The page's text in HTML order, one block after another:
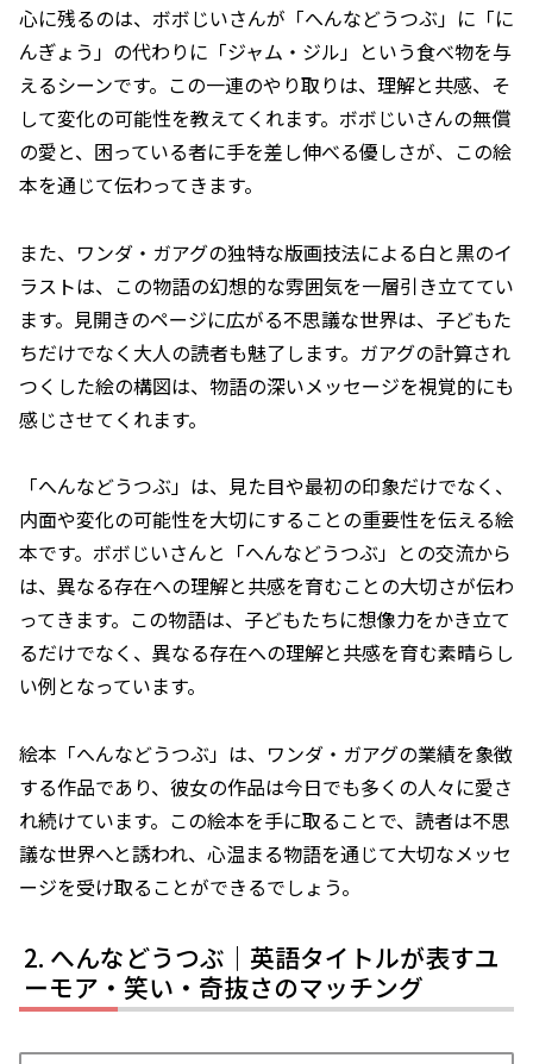
心に残るのは、ボボじいさんが「へんなどうつぶ」に「に
んぎょう」の代わりに「ジャム・ジル」という食べ物を与
えるシーンです。この一連のやり取りは、理解と共感、そ
して変化の可能性を教えてくれます。ボボじいさんの無償
の愛と、困っている者に手を差し伸べる優しさが、この絵
本を通じて伝わってきます。
また、ワンダ・ガアグの独特な版画技法による白と黒のイ
ラストは、この物語の幻想的な雰囲気を一層引き立ててい
ます。見開きのページに広がる不思議な世界は、子どもた
ちだけでなく大人の読者も魅了します。ガアグの計算され
つくした絵の構図は、物語の深いメッセージを視覚的にも
感じさせてくれます。
「へんなどうつぶ」は、見た目や最初の印象だけでなく、
内面や変化の可能性を大切にすることの重要性を伝える絵
本です。ボボじいさんと「へんなどうつぶ」との交流から
は、異なる存在への理解と共感を育むことの大切さが伝わ
ってきます。この物語は、子どもたちに想像力をかき立て
るだけでなく、異なる存在への理解と共感を育む素晴らし
い例となっています。
絵本「へんなどうつぶ」は、ワンダ・ガアグの業績を象徴
する作品であり、彼女の作品は今日でも多くの人々に愛さ
れ続けています。この絵本を手に取ることで、読者は不思
議な世界へと誘われ、心温まる物語を通じて大切なメッセ
ージを受け取ることができるでしょう。
へんなどうつぶ｜英語タイトルが表すユ
ーモア・笑い・奇抜さのマッチング